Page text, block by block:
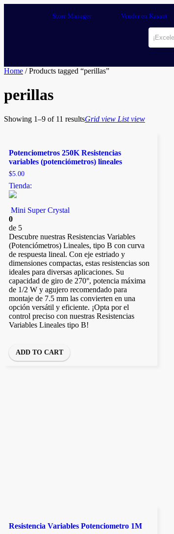
Store Manager Vender en Kasant
Home / Products tagged “perillas”
perillas
Showing 1–9 of 11 resultsGrid view List view
Potenciometros 250K Resistencias
variables (potenciómetros) lineales
$5.00
Tienda:
Mini Super Crystal
0
de 5
Descubre nuestras Resistencias Variables
(Potenciómetros) Lineales, tipo B con curva
de respuesta lineal. Con eje estriado y
dimensiones compactas, estas resistencias son
ideales para diversas aplicaciones. Su
capacidad de giro de 270°, potencia máxima
de 1/2 W y agujero recomendado para
montaje de 7.5 mm las convierten en una
opción versátil y eficiente. ¡Opta por el
control preciso con nuestras Resistencias
Variables Lineales tipo B!
ADD TO CART
Resistencia Variables Potenciometro 1M